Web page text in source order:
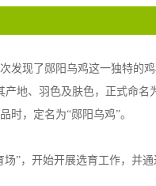
发现了郧阳乌鸡这一独特的鸡
地、羽色及肤色，正式命名
时，定名为“郧阳乌鸡”。
”，开始开展选育工作，并